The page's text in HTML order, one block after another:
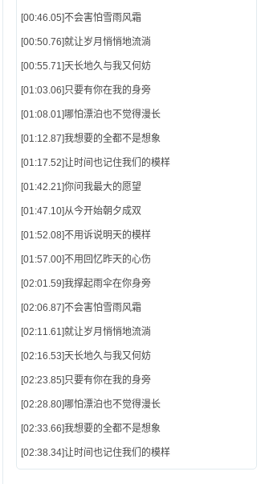
[00:46.05]不会害怕雪雨风霜
[00:50.76]就让岁月悄悄地流淌
[00:55.71]天长地久与我又何妨
[01:03.06]只要有你在我的身旁
[01:08.01]哪怕漂泊也不觉得漫长
[01:12.87]我想要的全都不是想象
[01:17.52]让时间也记住我们的模样
[01:42.21]你问我最大的愿望
[01:47.10]从今开始朝夕成双
[01:52.08]不用诉说明天的模样
[01:57.00]不用回忆昨天的心伤
[02:01.59]我撑起雨伞在你身旁
[02:06.87]不会害怕雪雨风霜
[02:11.61]就让岁月悄悄地流淌
[02:16.53]天长地久与我又何妨
[02:23.85]只要有你在我的身旁
[02:28.80]哪怕漂泊也不觉得漫长
[02:33.66]我想要的全都不是想象
[02:38.34]让时间也记住我们的模样